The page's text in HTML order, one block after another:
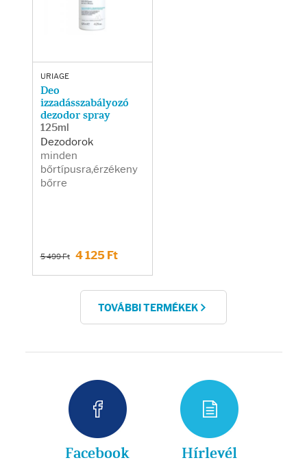
URIAGE
Deo
izzadásszabályozó
dezodor spray
125ml
Dezodorok
minden
bőrtípusra,érzékeny
bőrre
5 499 Ft 4 125 Ft
TOVÁBBI TERMÉKEK
Facebook Hírlevél